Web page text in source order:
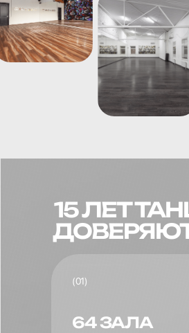
64 ЗАЛА
(01)
15 ЛЕТ